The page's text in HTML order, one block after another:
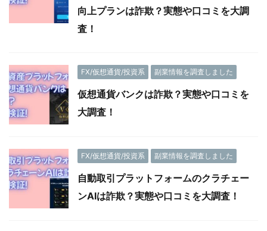
向上プランは詐欺？実態や口コミを大調
査！
FX/仮想通貨/投資系 副業情報を調査しました
仮想通貨バンクは詐欺？実態や口コミを
大調査！
FX/仮想通貨/投資系 副業情報を調査しました
自動取引プラットフォームのクラチェー
ンAIは詐欺？実態や口コミを大調査！